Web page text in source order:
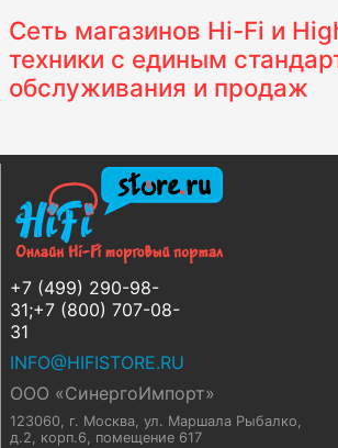
Сеть магазинов Hi-Fi и
техники с единым
обслуживания и продаж
+7 (499) 290-98-
31;+7 (800) 707-08-
31
INFO@HIFISTORE.RU
ООО «СинергоИмпорт»
123060, г. Москва, ул. Маршала Рыбалко,
д.2, корп.6, помещение 617